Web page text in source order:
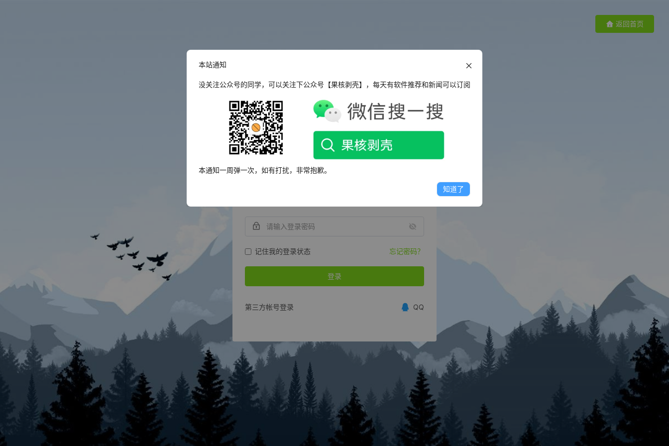
登录
记住我的登录状态 忘记密码？
登录
第三方帐号登录
返回首页
本站通知
没关注公众号的同学，可以关注下公众号【果核剥壳】，每天有软件推荐和新闻可以订阅
本通知一周弹一次，如有打扰，非常抱歉。
知道了